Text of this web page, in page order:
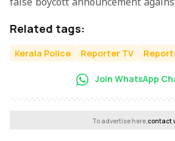
false boycott announcement
Related tags:
Kerala Police Reporter TV
Join WhatsApp
To advertise here,contact